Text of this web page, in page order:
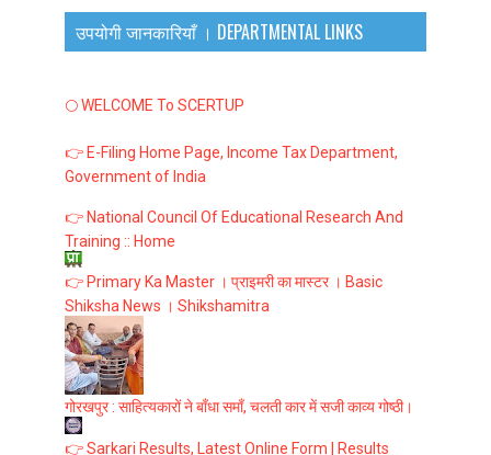
उपयोगी जानकारियाँ । DEPARTMENTAL LINKS
🌕 WELCOME To SCERTUP
👉 E-Filing Home Page, Income Tax Department,
Government of India
👉 National Council Of Educational Research And
Training :: Home
👉 Primary Ka Master । प्राइमरी का मास्टर । Basic
Shiksha News । Shikshamitra
गोरखपुर : साहित्यकारों ने बाँधा समाँ, चलती कार में सजी काव्य गोष्ठी।
👉 Sarkari Results, Latest Online Form | Results